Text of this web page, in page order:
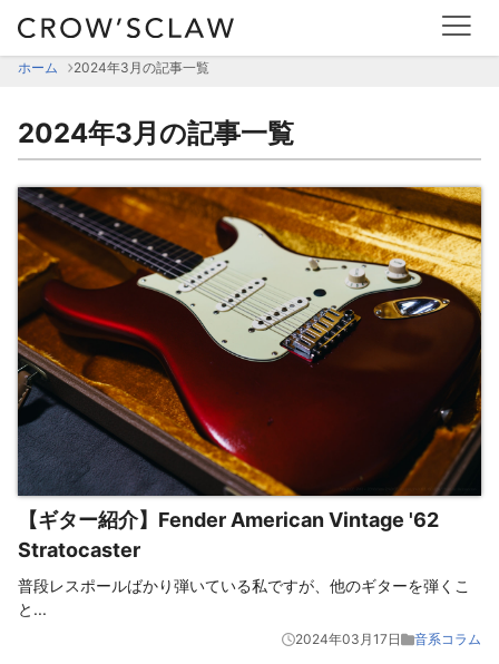
ホーム 2024年3月の記事一覧
2024年3月の記事一覧
【ギター紹介】Fender American Vintage '62
Stratocaster
普段レスポールばかり弾いている私ですが、他のギターを弾くこ
と ...
2024年03月17日 音系コラム